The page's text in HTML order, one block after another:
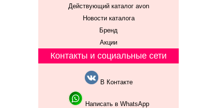
Действующий каталог avon
Новости каталога
Бренд
Акции
Контакты и социальные сети
В Контакте
Написать в WhatsApp